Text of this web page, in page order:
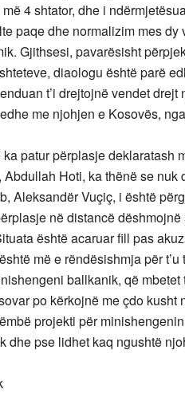
4 shtator, dhe i
paqe dhe normalizim mes
Gjithsesi, pavarësisht
diaologu është parë
t’i drejtojnë vendet
me njohjen e Kosovës,
patur përplasje deklaratash
Hoti, ka thënë se
Aleksandër Vuçiç, i është
në distancë
është acaruar fill pas
më e rëndësishmja për
ballkanik, që
po kërkojnë me çdo
projekti për
dhe pse lidhet kaq ngushtë